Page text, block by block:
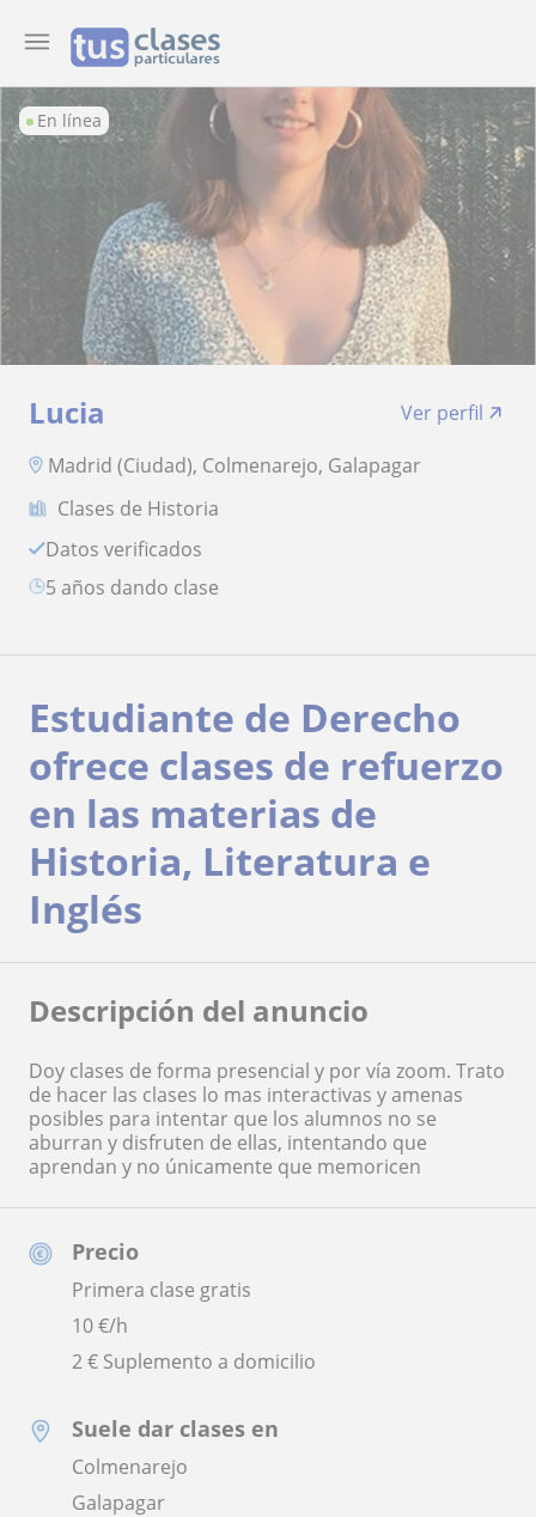
En línea
Lucia
Ver perfil
Madrid (Ciudad), Colmenarejo, Galapagar
Clases de Historia
Datos verificados
5 años dando clase
Precio
Primera clase gratis
10€/h
2 € Suplemento a domicilio
Suele dar clases en
Colmenarejo
Galapagar
Estudiante de Derecho
ofrece clases de refuerzo
en las materias de
Historia, Literatura e
Inglés
Descripción del anuncio
Doy clases de forma presencial y por vía zoom. Trato
de hacer las clases lo mas interactivas y amenas
posibles para intentar que los alumnos no se
aburran y disfruten de ellas, intentando que
aprendan y no únicamente que memoricen